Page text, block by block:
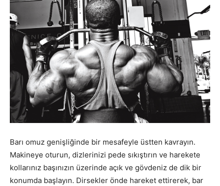
Barı omuz genişliğinde bir mesafeyle üstten kavrayın.
Makineye oturun, dizlerinizi pede sıkıştırın ve harekete
kollarınız başınızın üzerinde açık ve gövdeniz de dik bir
konumda başlayın. Dirsekler önde hareket ettirerek, bar